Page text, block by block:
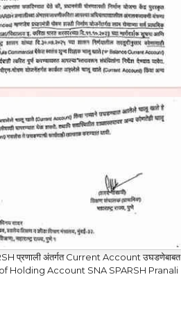
प्रणाली अंतर्गत Current Account उघडणेबाबत
Holding Account SNA SPARSH Pranali